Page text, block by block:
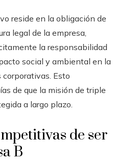
reside en la obligación de
legal de la empresa,
la responsabilidad
social y ambiental en la
Esto
de que la misión de triple
a largo plazo.
de ser
B